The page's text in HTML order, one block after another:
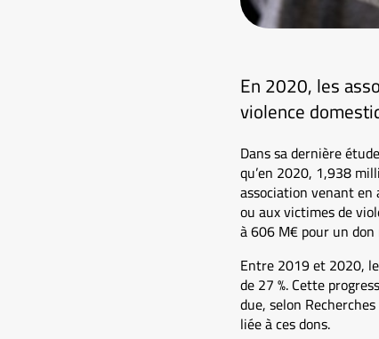
En 2020, les
violence
Dans sa dernière
qu’en 2020, 1,938
association venant
ou aux victimes de
à 606 M€ pour un
Entre 2019 et 2020,
de 27 %. Cette
due, selon
liée à ces dons.